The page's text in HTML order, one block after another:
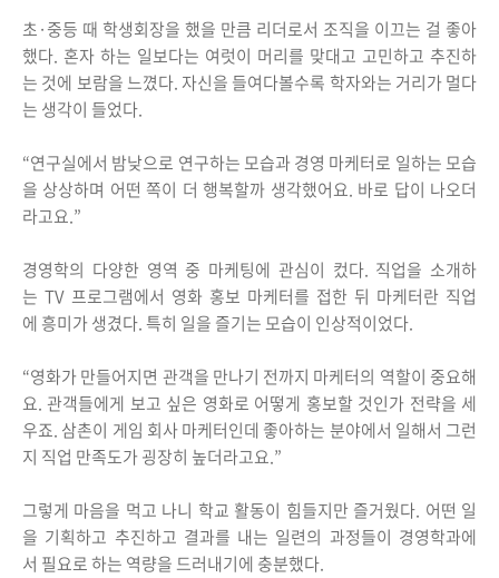
초·중등 때 학생회장을 했을 만큼 리더로서 조직을 이끄는 걸 좋아
했다. 혼자 하는 일보다는 여럿이 머리를 맞대고 고민하고 추진하
는 것에 보람을 느꼈다. 자신을 들여다볼수록 학자와는 거리가 멀다
는 생각이 들었다.
“연구실에서 밤낮으로 연구하는 모습과 경영 마케터로 일하는 모습
을 상상하며 어떤 쪽이 더 행복할까 생각했어요. 바로 답이 나오더
라고요.”
경영학의 다양한 영역 중 마케팅에 관심이 컸다. 직업을 소개하
는 TV 프로그램에서 영화 홍보 마케터를 접한 뒤 마케터란 직업
에 흥미가 생겼다. 특히 일을 즐기는 모습이 인상적이었다.
“영화가 만들어지면 관객을 만나기 전까지 마케터의 역할이 중요해
요. 관객들에게 보고 싶은 영화로 어떻게 홍보할 것인가 전략을 세
우죠. 삼촌이 게임 회사 마케터인데 좋아하는 분야에서 일해서 그런
지 직업 만족도가 굉장히 높더라고요.”
그렇게 마음을 먹고 나니 학교 활동이 힘들지만 즐거웠다. 어떤 일
을 기획하고 추진하고 결과를 내는 일련의 과정들이 경영학과에
서 필요로 하는 역량을 드러내기에 충분했다.